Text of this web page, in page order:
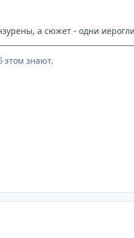
а сюжет - одни
этом знают.